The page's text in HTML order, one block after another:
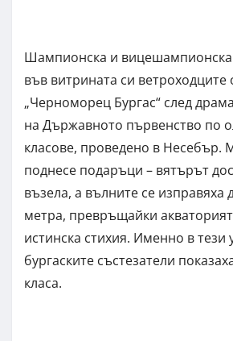
Шампионска и вицешампионска
във витрината си ветроходците
„Черноморец Бургас“ след
на Държавното първенство по
класове, проведено в Несебър.
поднесе подаръци – вятърът
възела, а вълните се изправяха
метра, превръщайки
истинска стихия. Именно в тези
бургаските състезатели
класа.